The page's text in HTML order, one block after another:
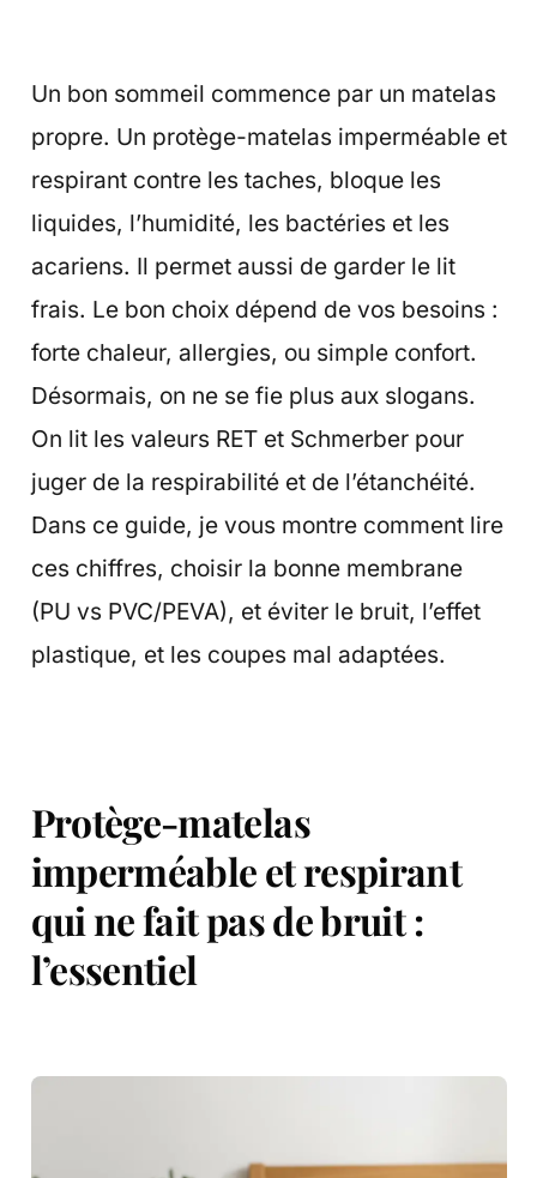
Un bon sommeil commence par un matelas
propre. Un protège-matelas imperméable et
respirant contre les taches, bloque les
liquides, l’humidité, les bactéries et les
acariens. Il permet aussi de garder le lit
frais. Le bon choix dépend de vos besoins :
forte chaleur, allergies, ou simple confort.
Désormais, on ne se fie plus aux slogans.
On lit les valeurs RET et Schmerber pour
juger de la respirabilité et de l’étanchéité.
Dans ce guide, je vous montre comment lire
ces chiffres, choisir la bonne membrane
(PU vs PVC/PEVA), et éviter le bruit, l’effet
plastique, et les coupes mal adaptées.
Protège-matelas
imperméable et respirant
qui ne fait pas de bruit :
l’essentiel